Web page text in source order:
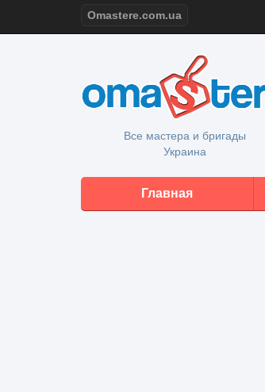
Omastere.com.ua
Все мастера и бригады
Украина
Главная